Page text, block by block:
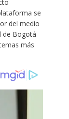
se
del medio
de Bogotá
más